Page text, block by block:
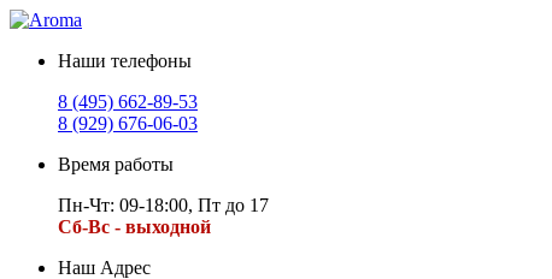
Наши телефоны
8 (495) 662-89-53
8 (929) 676-06-03
Время работы
Пн-Чт: 09-18:00, Пт до 17
Сб-Вс - выходной
Наш Адрес